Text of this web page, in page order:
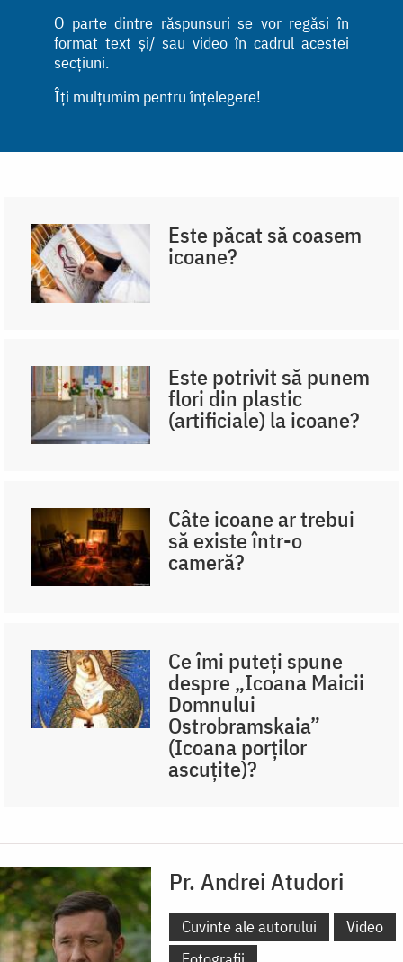
O parte dintre răspunsuri se vor regăsi în
format text și/ sau video în cadrul acestei
secțiuni.
Îți mulțumim pentru înțelegere!
Este păcat să coasem
icoane?
Este potrivit să punem
flori din plastic
(artificiale) la icoane?
Câte icoane ar trebui
să existe într-o
cameră?
Ce îmi puteți spune
despre „Icoana Maicii
Domnului
Ostrobramskaia”
(Icoana porților
ascuțite)?
Pr. Andrei Atudori
Cuvinte ale autorului
Video